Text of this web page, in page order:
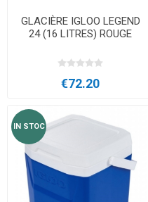
GLACIÈRE IGLOO LEGEND
24 (16 LITRES) ROUGE
€72.20
IN STOC